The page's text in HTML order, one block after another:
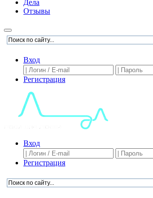
Дела
Отзывы
Вход
Регистрация
Вход
Регистрация